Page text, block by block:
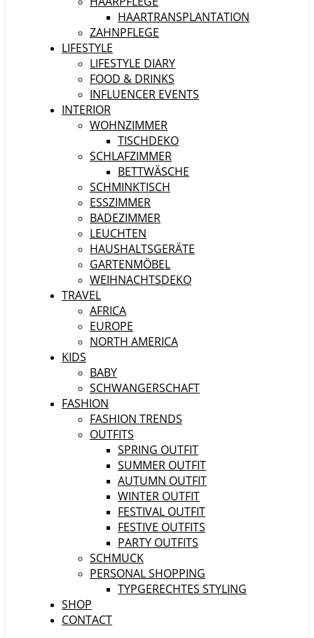
HAARTRANSPLANTATION
ZAHNPFLEGE
LIFESTYLE
LIFESTYLE DIARY
FOOD & DRINKS
INFLUENCER EVENTS
INTERIOR
WOHNZIMMER
TISCHDEKO
SCHLAFZIMMER
BETTWÄSCHE
SCHMINKTISCH
ESSZIMMER
BADEZIMMER
LEUCHTEN
HAUSHALTSGERÄTE
GARTENMÖBEL
WEIHNACHTSDEKO
TRAVEL
AFRICA
EUROPE
NORTH AMERICA
KIDS
BABY
SCHWANGERSCHAFT
FASHION
FASHION TRENDS
OUTFITS
SPRING OUTFIT
SUMMER OUTFIT
AUTUMN OUTFIT
WINTER OUTFIT
FESTIVAL OUTFIT
FESTIVE OUTFITS
PARTY OUTFITS
SCHMUCK
PERSONAL SHOPPING
TYPGERECHTES STYLING
SHOP
CONTACT